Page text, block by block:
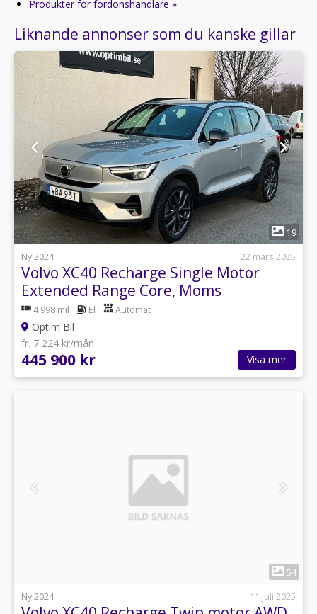
Produkter för fordonshandlare »
Liknande annonser som du kanske gillar
19
Ny 2024
22 mars 2025
Volvo XC40 Recharge Single Motor
Extended Range Core, Moms
4 998 mil El Automat
Optim Bil
fr. 7 224 kr/mån
445 900 kr Visa mer
54
Ny 2024
11 juli 2025